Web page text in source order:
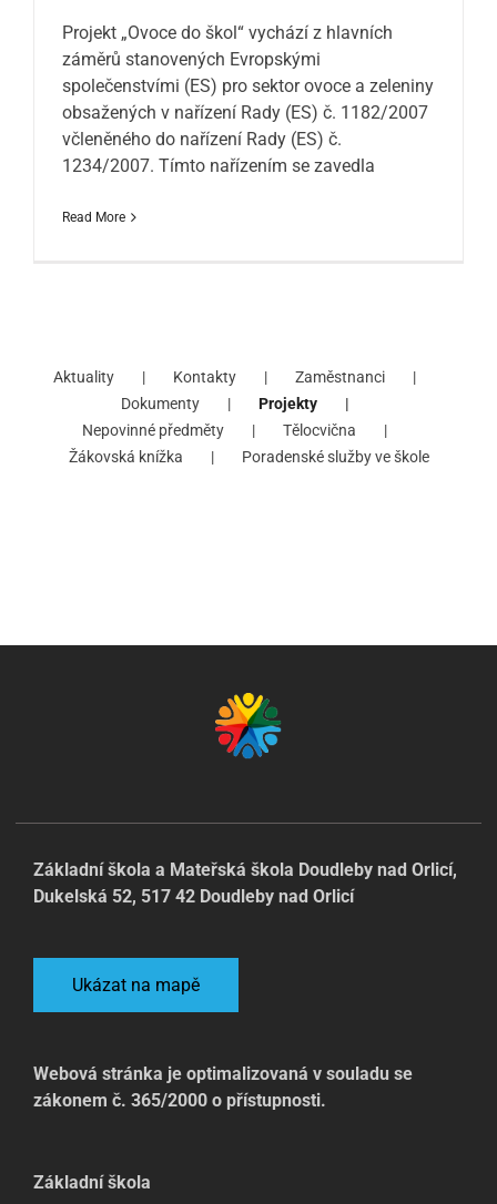
Projekt „Ovoce do škol“ vychází z hlavních
záměrů stanovených Evropskými
společenstvími (ES) pro sektor ovoce a zeleniny
obsažených v nařízení Rady (ES) č. 1182/2007
včleněného do nařízení Rady (ES) č.
1234/2007. Tímto nařízením se zavedla
Read More
Aktuality Kontakty
Zaměstnanci
Dokumenty
Projekty
Nepovinné předměty
Tělocvična
Žákovská knížka
Poradenské služby ve škole
Základní škola a Mateřská škola Doudleby nad Orlicí,
Dukelská 52, 517 42 Doudleby nad Orlicí
Ukázat na mapě
Webová stránka je optimalizovaná v souladu se
zákonem č. 365/2000 o přístupnosti.
Základní škola